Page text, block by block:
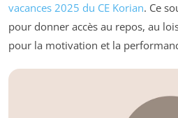
vacances 2025 du CE Korian. Ce
pour donner accès au repos, au
pour la motivation et la